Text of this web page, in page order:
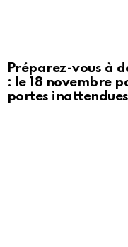
Préparez-vous à
: le 18 novembre
portes